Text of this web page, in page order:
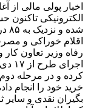
اخبار پولی مالی
اقلام خوراکی و
رفاه وزیر تعاون
خرید خود را انجام
بگیران نقدی و سایر